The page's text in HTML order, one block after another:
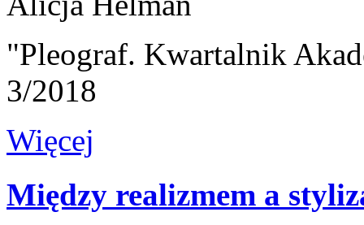
"Pleograf. Kwartalnik
3/2018
Więcej
Między realizmem a